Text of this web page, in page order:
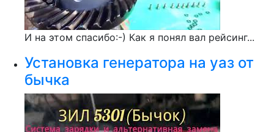
И на этом спасибо:-) Как я понял вал рейсинг...
Установка генератора на уаз от
бычка